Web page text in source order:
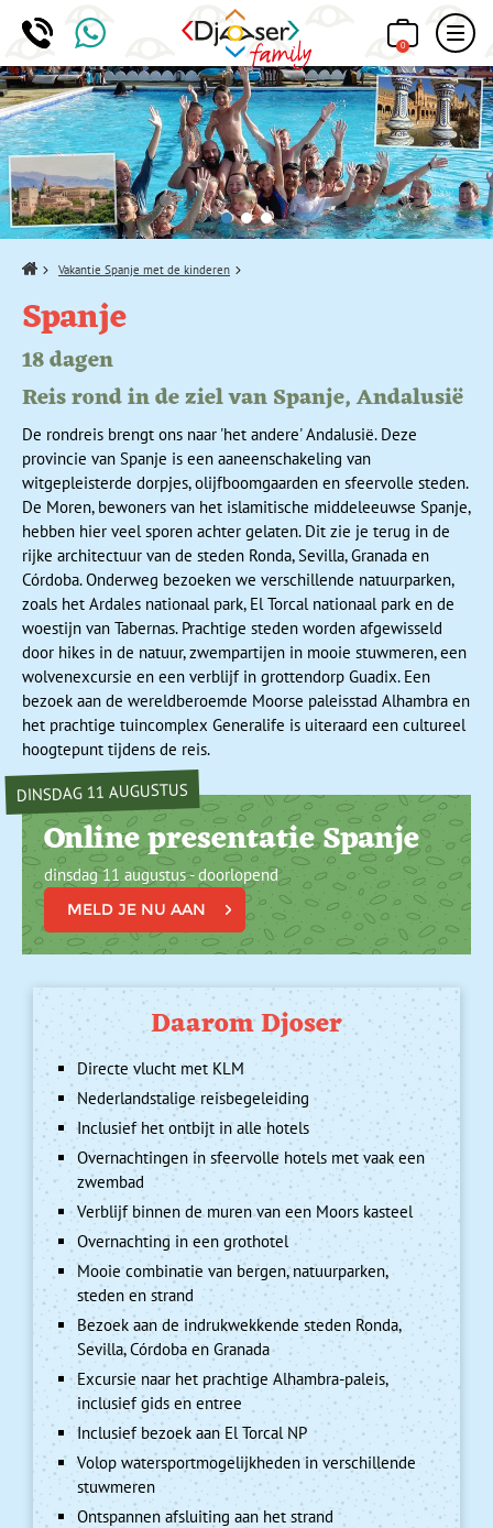
0
Home Vakantie Spanje met de kinderen
Spanje
18 dagen
Reis rond in de ziel van Spanje, Andalusië
De rondreis brengt ons naar 'het andere' Andalusië. Deze
provincie van Spanje is een aaneenschakeling van
witgepleisterde dorpjes, olijfboomgaarden en sfeervolle steden.
De Moren, bewoners van het islamitische middeleeuwse Spanje,
hebben hier veel sporen achter gelaten. Dit zie je terug in de
rijke architectuur van de steden Ronda, Sevilla, Granada en
Córdoba. Onderweg bezoeken we verschillende natuurparken,
zoals het Ardales nationaal park, El Torcal nationaal park en de
woestijn van Tabernas. Prachtige steden worden afgewisseld
door hikes in de natuur, zwempartijen in mooie stuwmeren, een
wolvenexcursie en een verblijf in grottendorp Guadix. Een
bezoek aan de wereldberoemde Moorse paleisstad Alhambra en
het prachtige tuincomplex Generalife is uiteraard een cultureel
hoogtepunt tijdens de reis.
DINSDAG 11 AUGUSTUS
Online presentatie Spanje
dinsdag 11 augustus - doorlopend
MELD JE NU AAN
Daarom Djoser
Directe vlucht met KLM
Nederlandstalige reisbegeleiding
Inclusief het ontbijt in alle hotels
Overnachtingen in sfeervolle hotels met vaak een
zwembad
Verblijf binnen de muren van een Moors kasteel
Overnachting in een grothotel
Mooie combinatie van bergen, natuurparken,
steden en strand
Bezoek aan de indrukwekkende steden Ronda,
Sevilla, Córdoba en Granada
Excursie naar het prachtige Alhambra-paleis,
inclusief gids en entree
Inclusief bezoek aan El Torcal NP
Volop watersportmogelijkheden in verschillende
stuwmeren
Ontspannen afsluiting aan het strand